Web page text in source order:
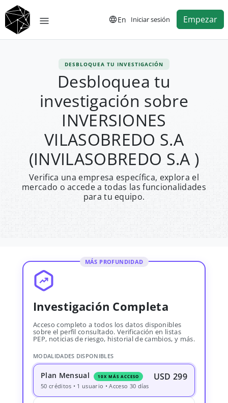
En Iniciar sesión Empezar
DESBLOQUEA TU INVESTIGACIÓN
Desbloquea tu
investigación sobre
INVERSIONES
VILASOBREDO S.A
(INVILASOBREDO S.A )
Verifica una empresa específica, explora el
mercado o accede a todas las funcionalidades
para tu equipo.
MÁS PROFUNDIDAD
Investigación Completa
Acceso completo a todos los datos disponibles
sobre el perfil consultado. Verificación en listas
PEP, noticias de riesgo, historial de cambios, y más.
MODALIDADES DISPONIBLES
Plan Mensual 10X MÁS ACCESO USD 299
50 créditos • 1 usuario • Acceso 30 días